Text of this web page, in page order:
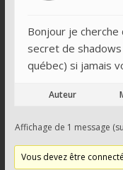
Bonjour je
secret de
québec) si jamais
Auteur
Affichage de 1 message
Vous devez être